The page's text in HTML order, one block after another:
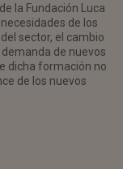
la Fundación Luca
de los
sector, el cambio
de nuevos
dicha formación no
de los nuevos